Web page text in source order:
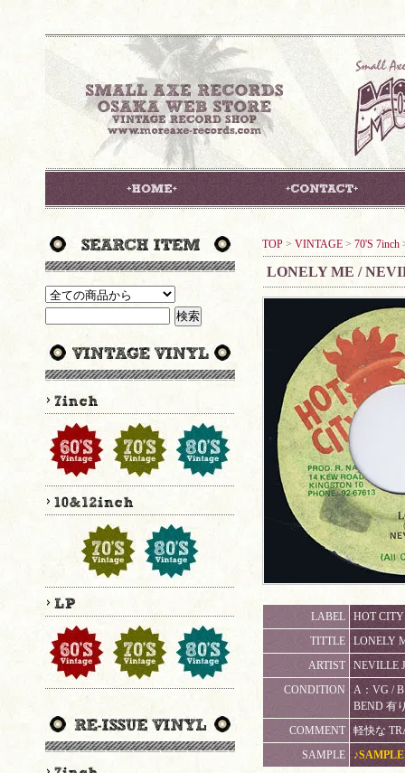
TOP > VINTAGE > 70'S 7inch
LONELY ME /
LABEL
HOT
TITTLE
LONELY
ARTIST
NEVILLE
CONDITION
A：VG /
BEND 有
COMMENT
軽快な
SAMPLE
♪SAMPLE